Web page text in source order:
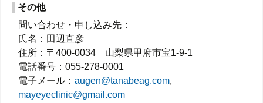
その他
問い合わせ・申し込み先：
氏名：田辺直彦
住所：〒400-0034 山梨県甲府市宝1-9-1
電話番号：055-278-0001
電子メール： augen@tanabeag.com,
mayeyeclinic@gmail.com